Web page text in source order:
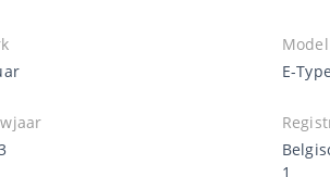
Model
E-Type
1